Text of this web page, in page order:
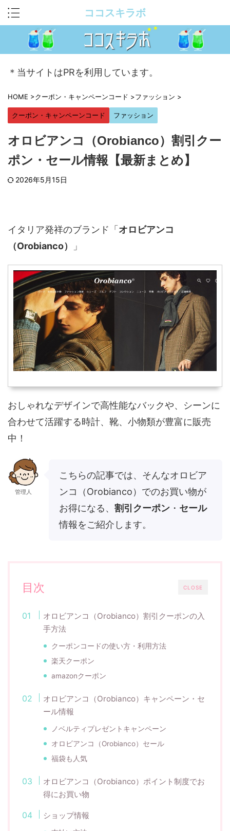
ココスキラボ
＊当サイトはPRを利用しています。
HOME >クーポン・キャンペーンコード >ファッション >
クーポン・キャンペーンコード ファッション
オロビアンコ（Orobianco）割引クー
ポン・セール情報【最新まとめ】
2026年5月15日
イタリア発祥のブランド「オロビアンコ
（Orobianco）
」
おしゃれなデザインで高性能なバックや、シーンに
合わせて活躍する時計、靴、小物類が豊富に販売
中！
管理人
こちらの記事では、そんなオロビア
ンコ（Orobianco）でのお買い物が
お得になる、 割引クーポン ・ セール
情報をご紹介します。
CLOSE
目次
オロビアンコ（Orobianco）割引クーポンの入
手方法
クーポンコードの使い方・利用方法
楽天クーポン
amazonクーポン
オロビアンコ（Orobianco）キャンペーン・セ
ール情報
ノベルティプレゼントキャンペーン
オロビアンコ（Orobianco）セール
福袋も人気
オロビアンコ（Orobianco）ポイント制度でお
得にお買い物
ショップ情報